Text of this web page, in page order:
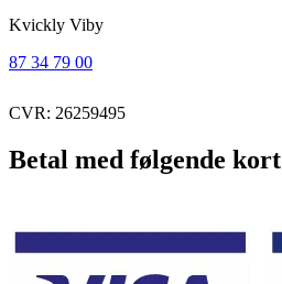
Kvickly Viby
87 34 79 00
CVR: 26259495
Betal med følgende kort